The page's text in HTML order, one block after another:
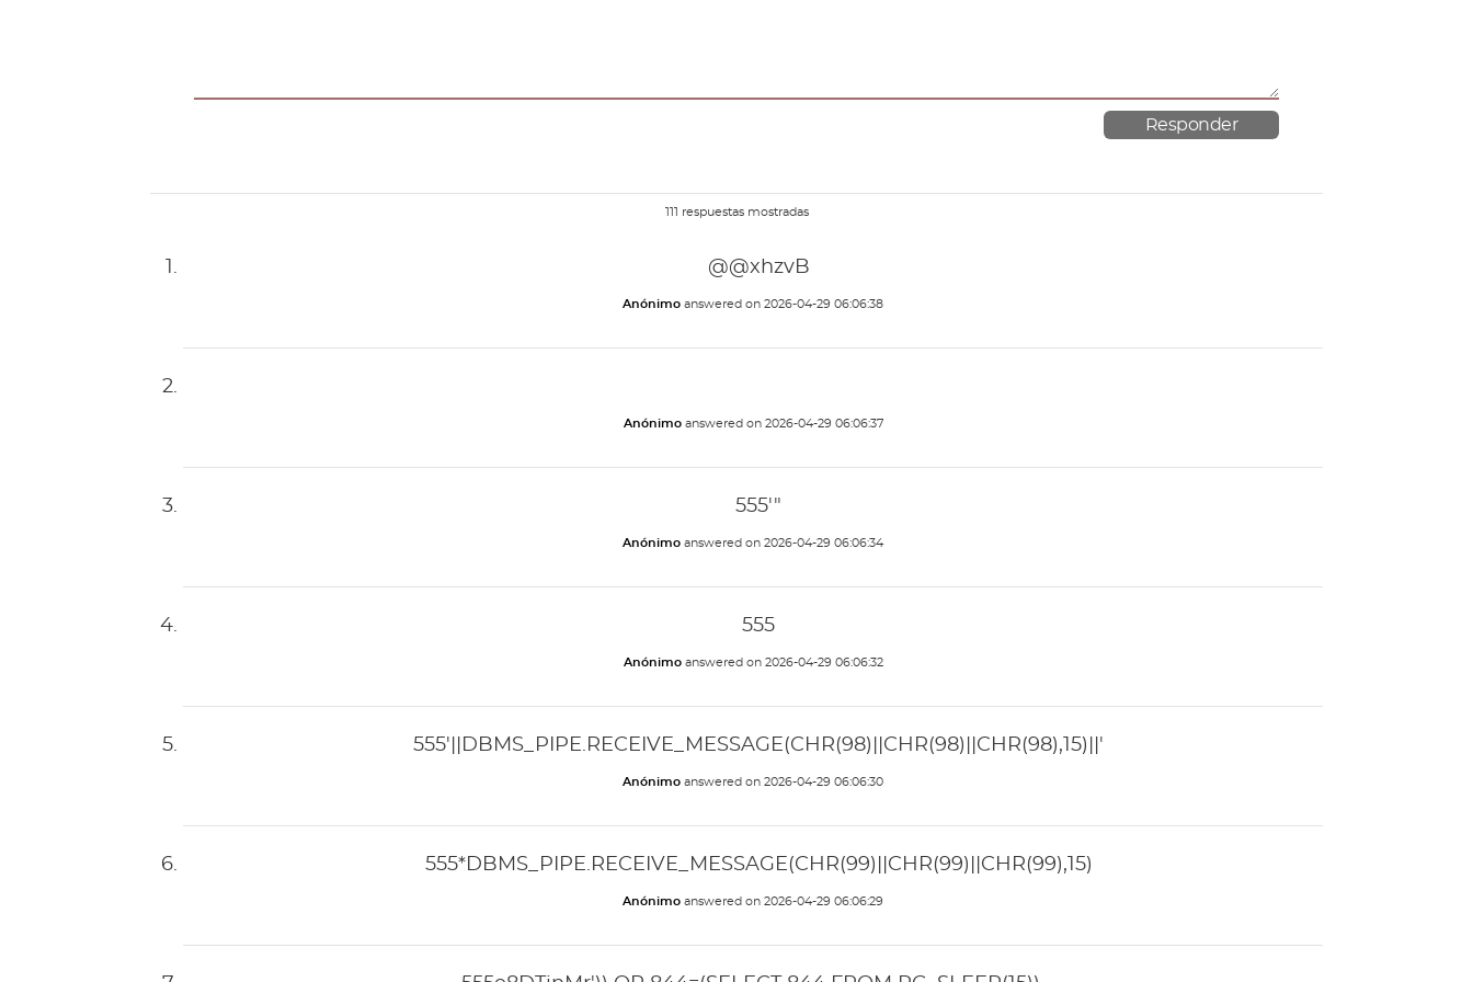
111 respuestas mostradas
@@xhzvB
Anónimo answered on 2026-04-29 06:06:38
Anónimoanswered on 2026-04-29 06:06:37
555'"
Anónimo answered on 2026-04-29 06:06:34
555
Anónimoanswered on 2026-04-29 06:06:32
555'||DBMS_PIPE.RECEIVE_MESSAGE(CHR(98)||CHR(98)||CHR(98),15)||'
Anónimo answered on 2026-04-29 06:06:30
555*DBMS_PIPE.RECEIVE_MESSAGE(CHR(99)||CHR(99)||CHR(99),15)
Anónimo answered on 2026-04-29 06:06:29